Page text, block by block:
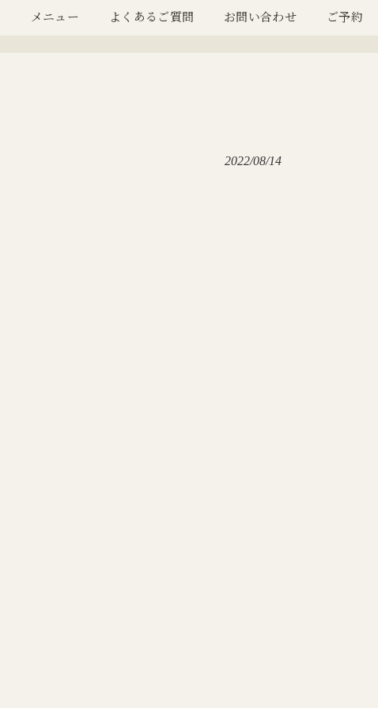
メニュー よくあるご質問 お問い合わせ ご予約
2022/08/14